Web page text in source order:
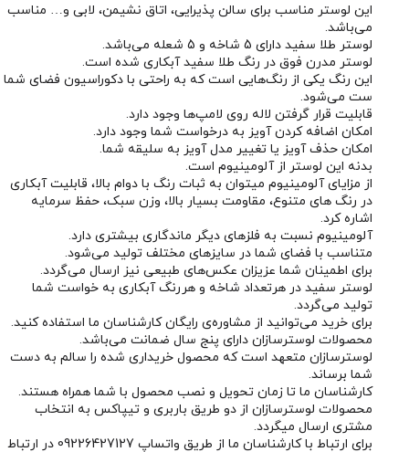
این لوستر مناسب برای سالن پذیرایی، اتاق نشیمن، لابی و… مناسب
می‌باشد.
لوستر طلا سفید دارای 5 شاخه و 5 شعله می‌باشد.
لوستر مدرن فوق در رنگ طلا سفید آبکاری شده است.
این رنگ یکی از رنگ‌هایی است که به راحتی با دکوراسیون فضای شما
ست می‌شود.
قابلیت قرار گرفتن لاله روی لامپ‌ها وجود دارد.
امکان اضافه کردن آویز به درخواست شما وجود دارد.
امکان حذف آویز یا تغییر مدل آویز به سلیقه شما.
بدنه این لوستر از آلومینیوم است.
از مزایای آلومینیوم میتوان به ثبات رنگ با دوام بالا، قابلیت آبکاری
در رنگ های متنوع، مقاومت بسیار بالا، وزن سبک، حفظ سرمایه
اشاره کرد.
آلومینیوم نسبت به فلزهای دیگر ماندگاری بیشتری دارد.
متناسب با فضای شما در سایزهای مختلف تولید می‌شود.
برای اطمینان شما عزیزان عکس‌های طبیعی نیز ارسال می‌گردد.
لوستر سفید در هرتعداد شاخه و هررنگ آبکاری به خواست شما
تولید می‌گردد.
برای خرید می‌توانید از مشاوره‌ی رایگان کارشناسان ما استفاده کنید.
محصولات لوسترسازان دارای پنج سال ضمانت می‌باشد.
لوسترسازان متعهد است که محصول خریداری شده را سالم به دست
شما برساند.
کارشناسان ما تا زمان تحویل و نصب محصول با شما همراه هستند.
محصولات لوسترسازان از دو طریق باربری و تیپاکس به انتخاب
مشتری ارسال میگردد.
برای ارتباط با کارشناسان ما از طریق واتساپ 09226427127 در ارتباط